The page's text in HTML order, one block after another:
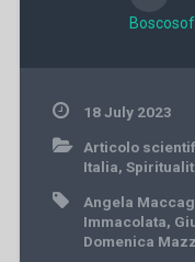
18 July 2023
Articolo
Italia,
Angela
Immacolata,
Domenica